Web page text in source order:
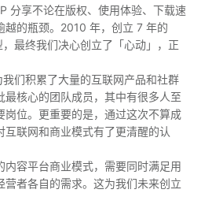
分享不论在版权、使用体验、下载速
越的瓶颈。2010 年，创立 7 年的
最终我们决心创立了「心动」，正
们积累了大量的互联网产品和社群
最核心的团队成员，其中有很多人至
岗位。更重要的是，通过这次不算成
互联网和商业模式有了更清醒的认
内容平台商业模式，需要同时满足用
营者各自的需求。这为我们未来创立